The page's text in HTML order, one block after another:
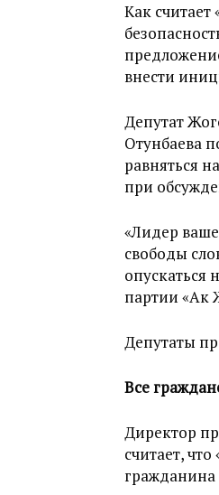
Как считает
внести
Депутат
Отунбаева
равняться
при
«Лидер
свободы
опускаться
партии «Ак
Депутаты
Все
Директор
считает,
гражданина